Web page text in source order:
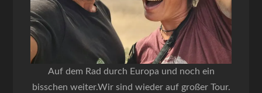
Auf dem Rad durch Europa und noch ein
bisschen weiter.Wir sind wieder auf großer Tour.